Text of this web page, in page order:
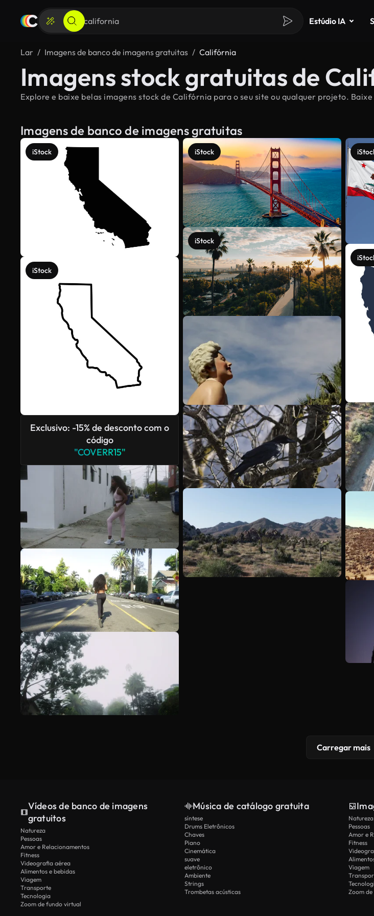
Estúdio IA
Lar Imagens de banco de imagens gratuitas Califórnia
Imagens stock gratuitas de
Explore e baixe belas imagens stock de Califórnia para o seu site ou qualquer projeto.
Imagens de banco de imagens gratuitas
iStock
iStock
Exclusivo: -15% de desconto com o
código
"COVERR15"
iStock
iStock
Carregar mais
Vídeos de banco de imagens
gratuitos
Natureza
Pessoas
Amor e Relacionamentos
Fitness
Videografia aérea
Alimentos e bebidas
Viagem
Transporte
Tecnologia
Zoom de fundo virtual
Música de catálogo gratuita
síntese
Drums Eletrônicos
Chaves
Piano
Cinemática
suave
eletrônico
Ambiente
Strings
Trombetas acústicas
Natureza
Pessoas
Amor e
Fitness
Viagem
Zoom